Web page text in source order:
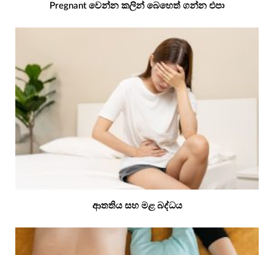
Pregnant වෙන්න කලින් බෙහෙත් ගන්න එපා
ආතතිය සහ මළ බද්ධය